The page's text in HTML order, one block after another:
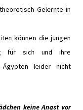
Gelernte in
können die jungen
für sich und ihre
Ägypten leider nicht
keine Angst vor